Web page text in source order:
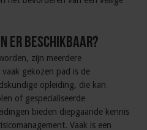
er beschikbaar?
zijn meerdere
gekozen pad is de
opleiding, die kan
of gespecialiseerde
bieden diepgaande kennis
Vaak is een